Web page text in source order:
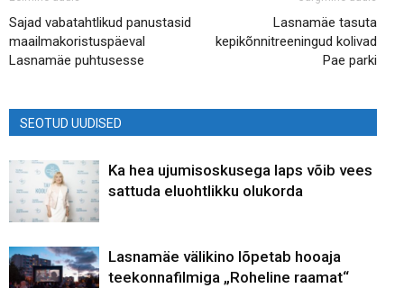
Sajad vabatahtlikud panustasid
maailmakoristuspäeval
Lasnamäe puhtusesse
Lasnamäe tasuta
kepikõnnitreeningud kolivad
Pae parki
SEOTUD UUDISED
Ka hea ujumisoskusega laps võib vees
sattuda eluohtlikku olukorda
Lasnamäe välikino lõpetab hooaja
teekonnafilmiga „Roheline raamat“